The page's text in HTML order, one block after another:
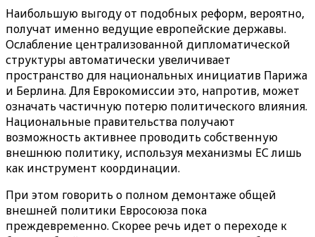
Наибольшую выгоду от подобных реформ, вероятно,
получат именно ведущие европейские державы.
Ослабление централизованной дипломатической
структуры автоматически увеличивает
пространство для национальных инициатив Парижа
и Берлина. Для Еврокомиссии это, напротив, может
означать частичную потерю политического влияния.
Национальные правительства получают
возможность активнее проводить собственную
внешнюю политику, используя механизмы ЕС лишь
как инструмент координации.
При этом говорить о полном демонтаже общей
внешней политики Евросоюза пока
преждевременно. Скорее речь идет о переходе к